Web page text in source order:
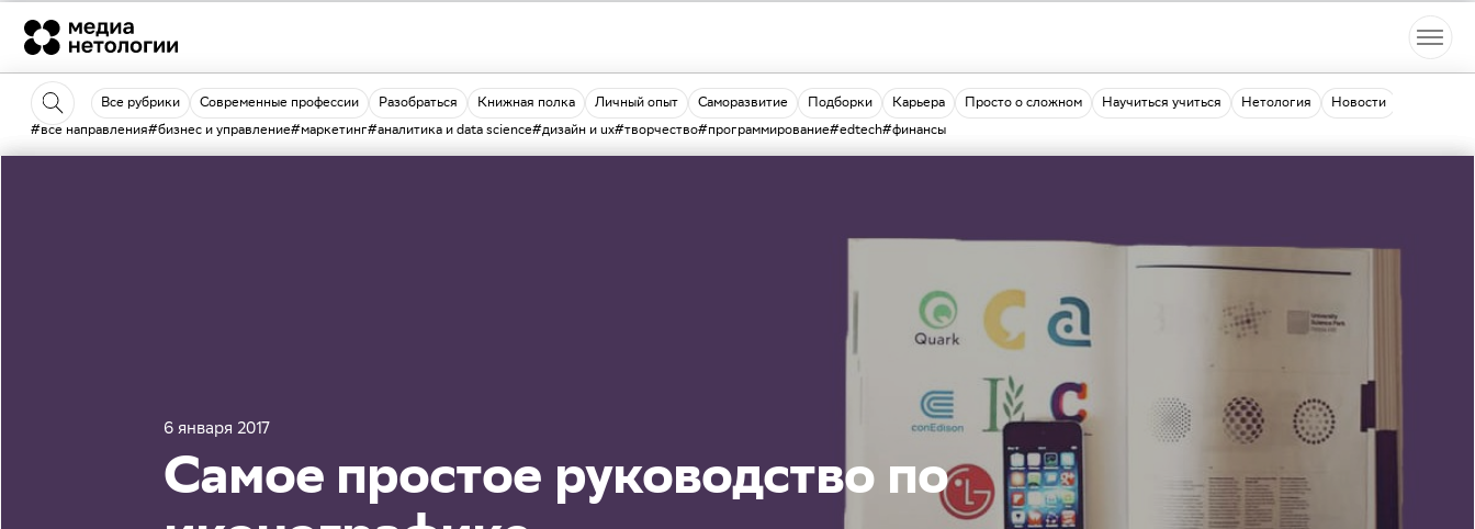
Все рубрики Современные профессии Разобраться Книжная полка Личный опыт Саморазвитие Подборки Карьера Просто о сложном Научиться учиться Нетология
Новости
#все направления#бизнес и управление#маркетинг#аналитика и data science#дизайн и ux#творчество#программирование#edtech#финансы
6 января 2017
Самое простое руководство по